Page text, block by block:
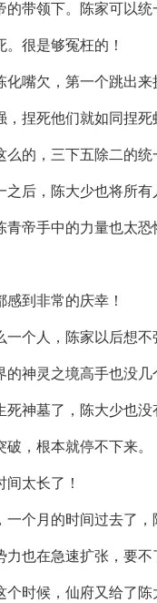
的带领下。陈家可以
。很是够冤枉的！
化嘴欠，第一个跳出
，捏死他们就如同捏死
么的，三下五除二的
之后，陈大少也将所
青帝手中的力量也太恐
感到非常的庆幸！
一个人，陈家以后想
的神灵之境高手也没几
死神墓了，陈大少也
破，根本就停不下来。
间太长了！
一个月的时间过去了
力也在急速扩张，要不
个时候，仙府又给了